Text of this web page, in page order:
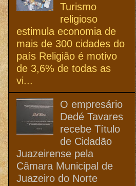
Turismo
religioso
estimula economia de
mais de 300 cidades do
país Religião é motivo
de 3,6% de todas as
vi...
O empresário
Dedé Tavares
recebe Título
de Cidadão
Juazeirense pela
Câmara Municipal de
Juazeiro do Norte